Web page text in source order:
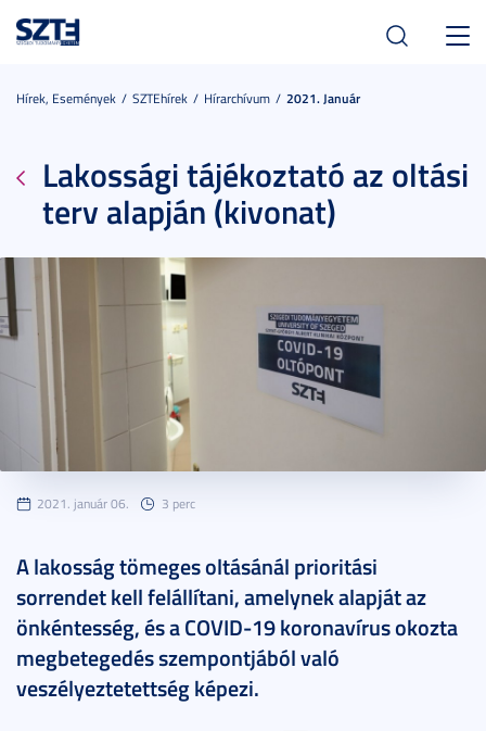
Hírek, Események SZTEhírek Hírarchívum 2021. Január
Lakossági tájékoztató az oltási
terv alapján (kivonat)
2021. január 06. 3 perc
A lakosság tömeges oltásánál prioritási
sorrendet kell felállítani, amelynek alapját az
önkéntesség, és a COVID-19 koronavírus okozta
megbetegedés szempontjából való
veszélyeztetettség képezi.